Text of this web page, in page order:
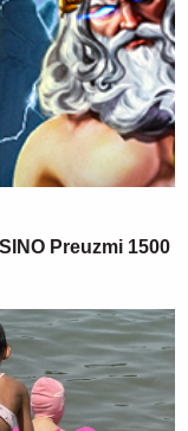
Preuzmi 1500